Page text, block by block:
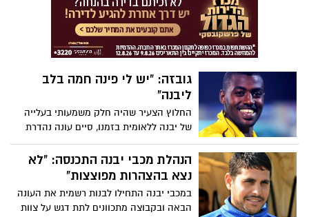
יצאו מרוצים", אמרו במועדון
גובזה: "יש לי פינה חמה בלב
ליבנה"
החלוץ הצעיר שהיה חלק משמעותי בעלייה
של יבנה ללאומית בזמנו, סיים עונה נהדרת
בקריית מלאכי וישחק בעונה הבאה תחת אורי
קרגולה (עמו חלק את חוליית ההתקפה
היבנאית בזמנו) ועם המדים הלבנים של יפו.
הנהלת מכבי יבנה התכנסה: "לא
נצא בהצהרות מפוצצות"
במכבי יבנה התחילו לבנות רשמית את העונה
הבאה ובקבוצה מתכוונים לתת דגש על צוות